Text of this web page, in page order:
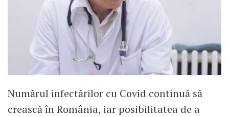
Numărul infectărilor cu Covid continuă să
crească în România, iar posibilitatea de a